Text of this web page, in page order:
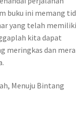
buku ini memang
yang telah memiliki
kita dapat
meringkas dan
Menuju Bintang